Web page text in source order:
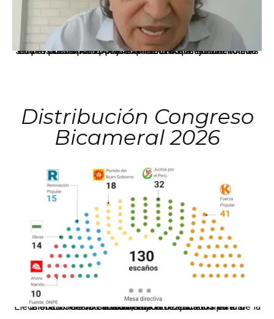
La presidenta Keiko Fujimori informó que la solicitud de indulto presentada por el expresidente Alejandro Toledo será evaluada por la Comisión de Gracias Presidenciales conforme al procedimiento establecido.
Distribución Congreso
Bicameral 2026
El JNE oficializó la distribución de escaños para la elección de 60 senadores y 130 diputados en las Elecciones Generales 2026, tras el restablecimiento de la Bicameralidad.